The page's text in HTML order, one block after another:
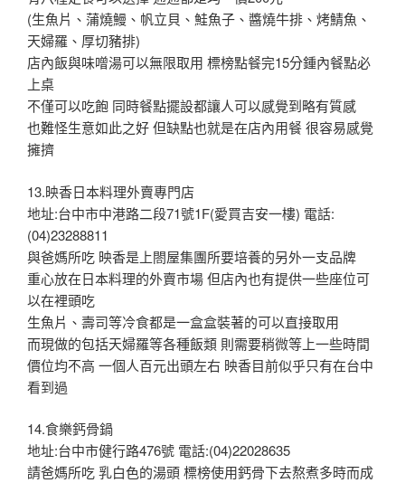
(生魚片、蒲燒鰻、帆立貝、鮭魚子、醬燒牛排、烤鯖魚、
天婦羅、厚切豬排)
店內飯與味噌湯可以無限取用 標榜點餐完15分鍾內餐點必
上桌
不僅可以吃飽 同時餐點擺設都讓人可以感覺到略有質感
也難怪生意如此之好 但缺點也就是在店內用餐 很容易感覺
擁擠
13.映香日本料理外賣專門店
地址:台中市中港路二段71號1F(愛買吉安一樓) 電話:
(04)23288811
與爸媽所吃 映香是上閤屋集團所要培養的另外一支品牌
重心放在日本料理的外賣市場 但店內也有提供一些座位可
以在裡頭吃
生魚片、壽司等冷食都是一盒盒裝著的可以直接取用
而現做的包括天婦羅等各種飯類 則需要稍微等上一些時間
價位均不高 一個人百元出頭左右 映香目前似乎只有在台中
看到過
14.食樂鈣骨鍋
地址:台中市健行路476號 電話:(04)22028635
請爸媽所吃 乳白色的湯頭 標榜使用鈣骨下去熬煮多時而成